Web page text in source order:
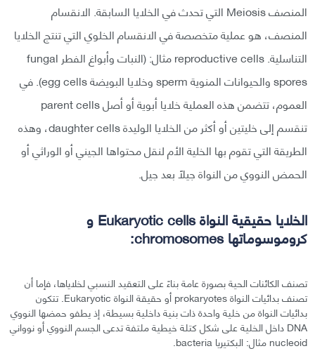
المنصف Meiosis التي تحدث في الخلايا السابقة. الانقسام
المنصف، هو عملية متخصصة في الانقسام الخلوي التي تنتج الخلايا
التناسلية. reproductive cells مثال: (النبات وأبواغ الفطر fungal
spores والحيوانات المنوية sperm وخلايا البويضة egg cells). في
العموم، تتضمن هذه العملية خلايا أبوية أو أصل parent cells
تنقسم إلى خليتين أو أكثر من الخلايا الوليدة daughter cells، وهذه
الطريقة التي تقوم بها الخلية الأم لنقل محتواها الجيني أو الوراثي أو
الحمض النووي من النواة جيلًا بعد جيل.
الخلايا حقيقية النواة Eukaryotic cells و
كروموسوماتها chromosomes:
تصنف الكائنات الحية بصورة عامة بناءً على التعقيد النسبي لخلاياها، فإما أن
تصنف بدائيات النواة prokaryotes أو حقيقة النواة Eukaryotic. تتكون
بدائيات النواة من خلية واحدة ذات بنية داخلية بسيطة، إذ يطفو حمضها النووي
DNA داخل الخلية على شكل كتلة خيطية ملتفة تدعى الجسم النووي أو نوواني
nucleoid مثال: البكتيريا bacteria.